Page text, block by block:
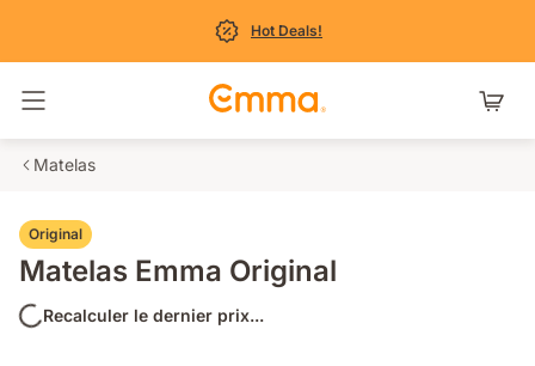
Hot Deals!
Basculer la navigation
Matelas
Original
Matelas Emma Original
Recalculer le dernier prix...